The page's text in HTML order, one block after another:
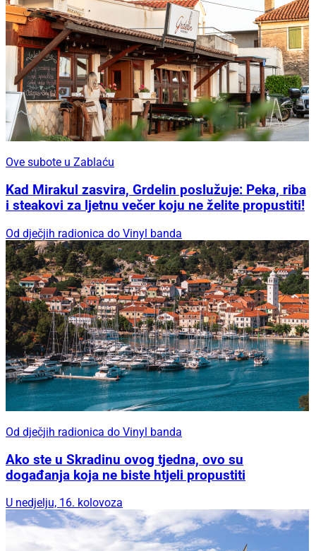
Ove subote u Zablaću
Kad Mirakul zasvira, Grdelin poslužuje: Peka, riba
i steakovi za ljetnu večer koju ne želite propustiti!
Od dječjih radionica do Vinyl banda
Od dječjih radionica do Vinyl banda
Ako ste u Skradinu ovog tjedna, ovo su
događanja koja ne biste htjeli propustiti
U nedjelju, 16. kolovoza